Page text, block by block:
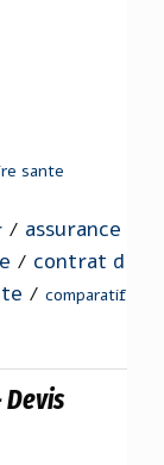
sante
/ assurance
/ contrat d
/ comparatif